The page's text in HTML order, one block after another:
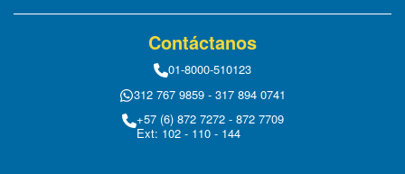
Contáctanos
01-8000-510123
312 767 9859 - 317 894 0741
+57 (6) 872 7272 - 872 7709
Ext: 102 - 110 - 144